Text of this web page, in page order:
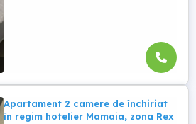
Apartament 2 camere de închiriat
în regim hotelier Mamaia, zona Rex